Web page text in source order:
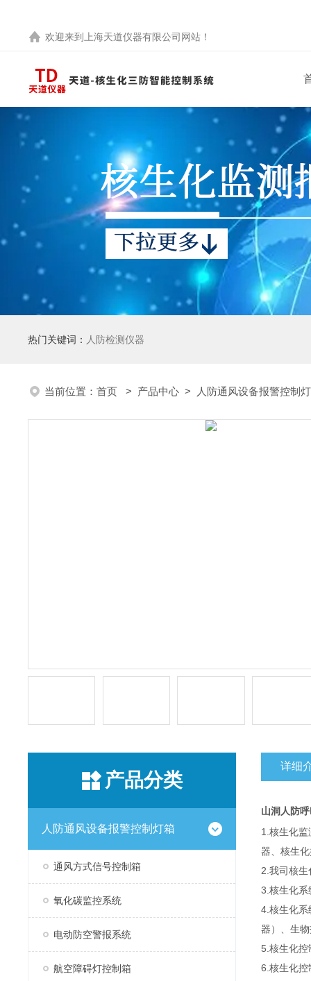
欢迎来到 上海天道仪器有限公司 网站！
热门关键词： 人防检测仪器
当前位置： 首页 > 产品中心 > 人防通风设备报警控制
产品分类
人防通风设备报警控制灯箱
通风方式信号控制箱
氧化碳监控系统
电动防空警报系统
航空障碍灯控制箱
详细
山洞 人防
1.核生化
器、核生
2.我司核
3.核生化
4.核生化系
器）、生
5.核生化
6.核生化